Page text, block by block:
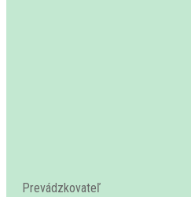
Prevádzkovateľ